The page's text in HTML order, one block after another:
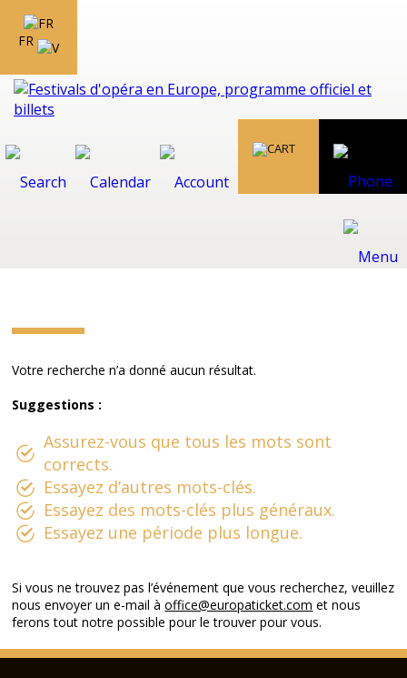
FR
Votre recherche n’a donné aucun résultat.
Suggestions :
Assurez-vous que tous les mots sont
corrects.
Essayez d’autres mots-clés.
Essayez des mots-clés plus généraux.
Essayez une période plus longue.
Si vous ne trouvez pas l’événement que vous recherchez, veuillez
nous envoyer un e-mail àoffice@europaticket.com et nous
ferons tout notre possible pour le trouver pour vous.